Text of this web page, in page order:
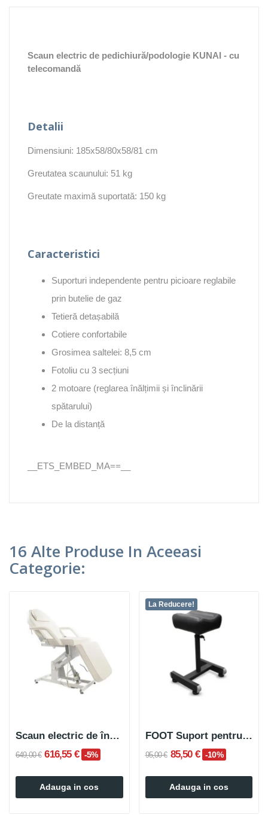
Scaun electric de pedichiură/podologie KUNAI - cu
telecomandă
Detalii
Dimensiuni: 185x58/80x58/81 cm
Greutatea scaunului: 51 kg
Greutate maximă suportată: 150 kg
Caracteristici
Suporturi independente pentru picioare reglabile
prin butelie de gaz
Tetieră detașabilă
Cotiere confortabile
Grosimea saltelei: 8,5 cm
Fotoliu cu 3 secțiuni
2 motoare (reglarea înălțimii și înclinării
spătarului)
De la distanță
__ETS_EMBED_MA==__
16 Alte Produse In Aceeasi
Categorie:
Scaun electric de înfrumusețare BUCCO alb
649,00 € 616,55 € -5%
Adauga in cos
La Reducere!
FOOT Suport pentru tatuaje de picior
95,00 € 85,50 € -10%
Adauga in cos